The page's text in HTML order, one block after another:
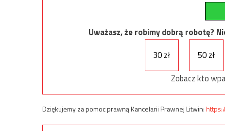
Uważasz, że robimy dobrą robotę?
30 zł
50 zł
Zobacz kto
Dziękujemy za pomoc prawną Kancelarii Prawnej Litwin: